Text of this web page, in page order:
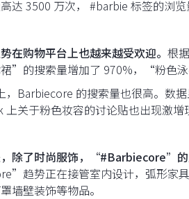
达 3500 万次， #barbie 标签的浏览
在购物平台上也越来越受欢迎。 根
”的搜索量增加了 970%，“粉色
，Barbiecore 的搜索量也很高。数
上关于粉色妆容的讨论贴也出现激增
除了时尚服饰，“#Barbiecore”的
趋势正在接管室内设计，弧形家
墙壁装饰等物品。